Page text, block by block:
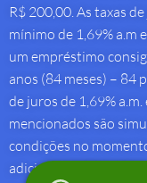
R$ 200,00. As taxas
mínimo de 1,69% a.m
um empréstimo
anos (84 meses) – 84
de juros de 1,69% a.m.
mencionados são
condições no
adicionais sobre